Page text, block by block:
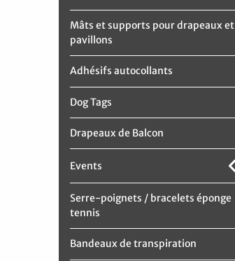
Mâts et supports pour drapeaux et
pavillons
Adhésifs autocollants
Dog Tags
Drapeaux de Balcon
Events
Serre-poignets / bracelets éponge
tennis
Bandeaux de transpiration